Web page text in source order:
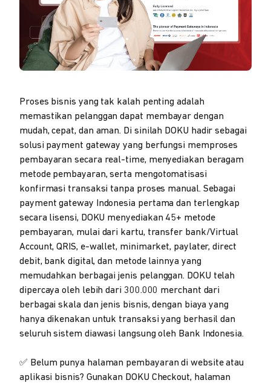
Proses bisnis yang tak kalah penting adalah
memastikan pelanggan dapat membayar dengan
mudah, cepat, dan aman. Di sinilah DOKU hadir sebagai
solusi payment gateway yang berfungsi memproses
pembayaran secara real-time, menyediakan beragam
metode pembayaran, serta mengotomatisasi
konfirmasi transaksi tanpa proses manual. Sebagai
payment gateway Indonesia pertama dan terlengkap
secara lisensi, DOKU menyediakan 45+ metode
pembayaran, mulai dari kartu, transfer bank/Virtual
Account, QRIS, e-wallet, minimarket, paylater, direct
debit, bank digital, dan metode lainnya yang
memudahkan berbagai jenis pelanggan. DOKU telah
dipercaya oleh lebih dari 300.000 merchant dari
berbagai skala dan jenis bisnis, dengan biaya yang
hanya dikenakan untuk transaksi yang berhasil dan
seluruh sistem diawasi langsung oleh Bank Indonesia.
✅ Belum punya halaman pembayaran di website atau
aplikasi bisnis? Gunakan DOKU Checkout, halaman